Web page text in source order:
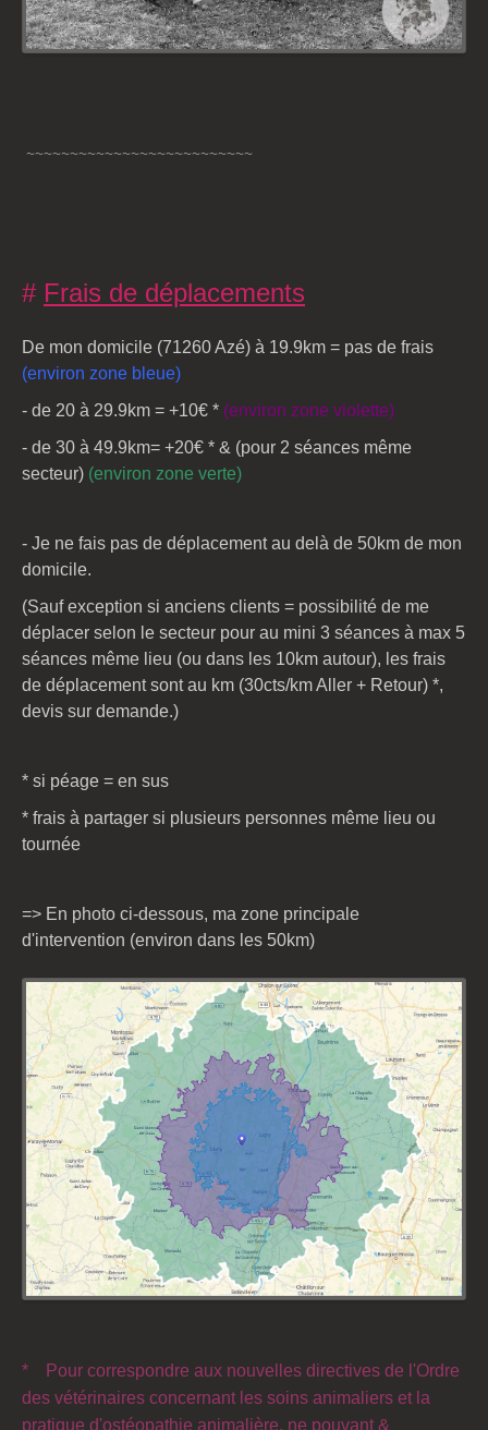
~~~~~~~~~~~~~~~~~~~~~~~~~~
# Frais de déplacements
De mon domicile (71260 Azé) à 19.9km = pas de frais
(environ zone bleue)
- de 20 à 29.9km = +10€ * (environ zone violette)
- de 30 à 49.9km= +20€ * & (pour 2 séances même
secteur) (environ zone verte)
- Je ne fais pas de déplacement au delà de 50km de mon
domicile.
(Sauf exception si anciens clients = possibilité de me
déplacer selon le secteur pour au mini 3 séances à max 5
séances même lieu (ou dans les 10km autour), les frais
de déplacement sont au km (30cts/km Aller + Retour) *,
devis sur demande.)
* si péage = en sus
* frais à partager si plusieurs personnes même lieu ou
tournée
=> En photo ci-dessous, ma zone principale
d'intervention (environ dans les 50km)
*
Pour correspondre aux nouvelles directives de l'Ordre
des vétérinaires concernant les soins animaliers et la
pratique d'ostéopathie animalière, ne pouvant &